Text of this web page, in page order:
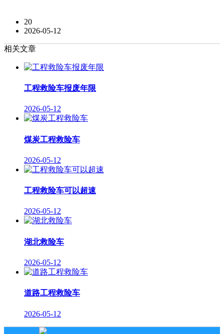
20
2026-05-12
相关文章
工程救险车报废年限
2026-05-12
煤炭工程救险车
2026-05-12
工程救险车可以超速
2026-05-12
湖北救险车
2026-05-12
道路工程救险车
2026-05-12